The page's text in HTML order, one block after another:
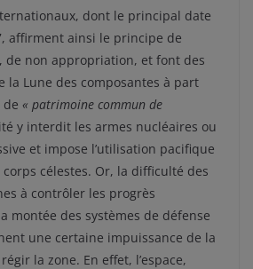
dont le principal date
affirment ainsi le principe de
de non appropriation, et font des
la Lune des composantes à part
« patrimoine commun de
y interdit les armes nucléaires ou
et impose l’utilisation pacifique
célestes. Or, la difficulté des
à contrôler les progrès
montée des systèmes de défense
une certaine impuissance de la
la zone. En effet, l’espace,